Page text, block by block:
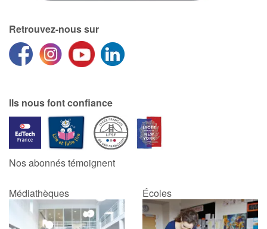
Retrouvez-nous sur
Ils nous font confiance
Nos abonnés témoignent
Médiathèques Écoles